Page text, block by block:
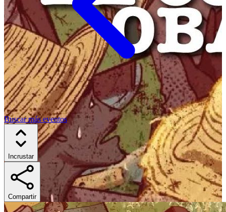
Buscar más eventos
Incrustar
Compartir